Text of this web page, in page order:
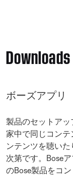
Downloads
ボーズアプリ
製品のセットアッ
家中で同じコンテ
ンテンツを聴い
次第です。Bose
のBose製品をコン